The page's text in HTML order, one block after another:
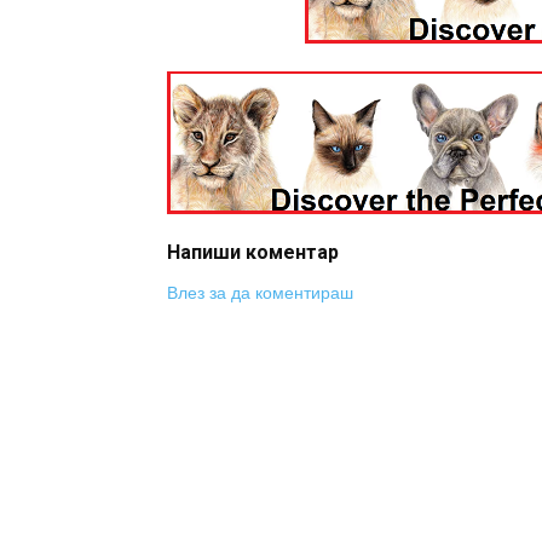
Напиши коментар
Влез за да коментираш